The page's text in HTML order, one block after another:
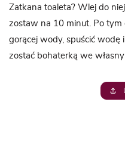
Zatkana toaleta? Wlej do
zostaw na 10 minut. Po
gorącej wody, spuścić wodę
zostać bohaterką we